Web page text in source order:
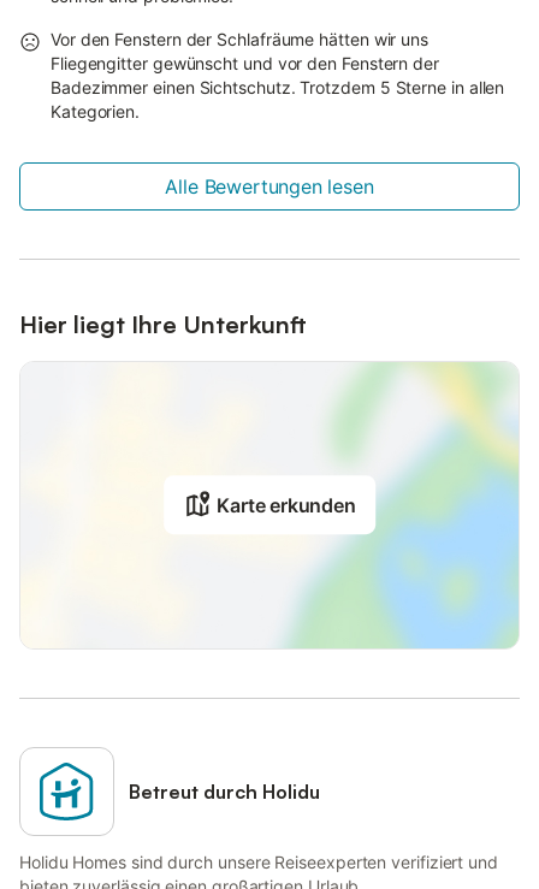
Vor den Fenstern der Schlafräume hätten wir uns
Fliegengitter gewünscht und vor den Fenstern der
Badezimmer einen Sichtschutz. Trotzdem 5 Sterne in allen
Kategorien.
Alle Bewertungen lesen
Hier liegt Ihre Unterkunft
Karte erkunden
Betreut durch Holidu
Holidu Homes sind durch unsere Reiseexperten verifiziert und